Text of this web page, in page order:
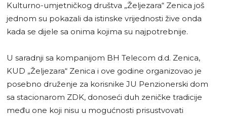
Kulturno-umjetničkog društva „Željezara“ Zenica još
jednom su pokazali da istinske vrijednosti žive onda
kada se dijele sa onima kojima su najpotrebnije.
U saradnji sa kompanijom BH Telecom d.d. Zenica,
KUD „Željezara“ Zenica i ove godine organizovao je
posebno druženje za korisnike JU Penzionerski dom
sa stacionarom ZDK, donoseći duh zeničke tradicije
među one koji nisu u mogućnosti prisustvovati